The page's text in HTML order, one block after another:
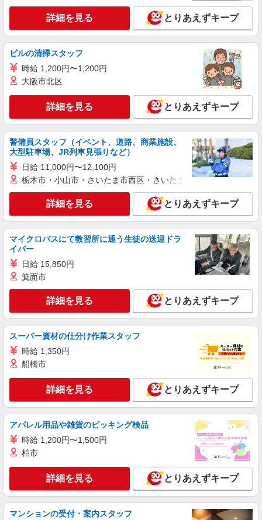
東京都江東区 ★上記以外にも神奈川県内（川
崎・横浜・相模原など）に多数派遣先有
キープ 詳細を見る
アルバイト パート 職業紹介
株式会社フルキャスト東京支社/EA0401G-10N
仕分け・シール貼りなどの簡単軽作業
時給1600円〜1800円（22:00〜翌5:00の深夜手
当で時給UP） ※給与幅は経験・能力による
東京都江東区
詳細を見る
アルバイト パート 職業紹介
株式会社フルキャスト東京支社/EA0401G-10V
カンタン事務・データ入力スタッフ
時給1600円〜1800円（22:00〜翌5:00の深夜手
当で時給UP） ※給与幅は経験・能力による
詳細を見る
パート 職業紹介
株式会社フルキャスト東京支社/EA0401G-10Y
など）
時給1600円〜1800円（22:00〜翌5:00の深夜手
当で時給UP） ※給与幅は経験・能力による
東京都江東区
キープ 詳細を見る
株式会社フルキャスト東京支社/EA0401G-10B
仕分け シール貼り 倉庫内軽作業 オフィスワー
ク イベントスタッフ等
時給1600円〜1800円（22:00〜翌5:00の深夜手
当で時給UP） ※給与幅は経験・能力による
東京都江東区
詳細を見る とりあえずキープ
ビルの清掃スタッフ
時給 1,200円〜1,200円
大阪市北区
詳細を見る とりあえずキープ
警備員スタッフ（イベント、道路、商業施設、
大型駐車場、JR列車見張りなど）
日給 11,000円〜12,100円
栃木市・小山市・さいたま市西区・さいたま市岩槻区・久喜市・
詳細を見る とりあえずキープ
マイクロバスにて教習所に通う生徒の送迎ドラ
イバー
日給 15,850円
箕面市
詳細を見る とりあえずキープ
スーパー資材の仕分け作業スタッフ
時給 1,350円
船橋市
詳細を見る とりあえずキープ
アパレル用品や雑貨のピッキング検品
時給 1,200円〜1,500円
柏市
詳細を見る とりあえずキープ
マンションの受付・案内スタッフ